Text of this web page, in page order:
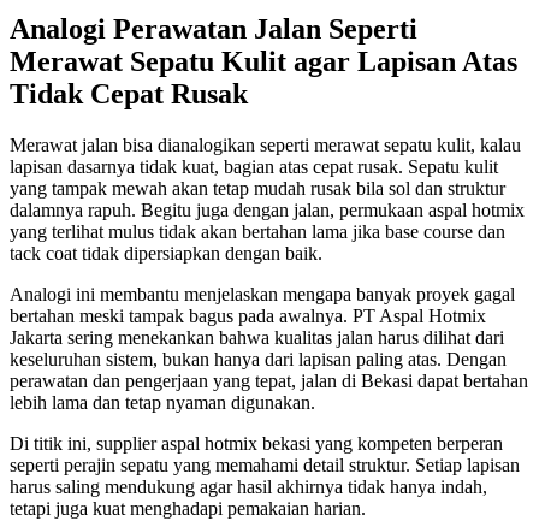
Analogi Perawatan Jalan Seperti
Merawat Sepatu Kulit agar Lapisan Atas
Tidak Cepat Rusak
Merawat jalan bisa dianalogikan seperti merawat sepatu kulit, kalau
lapisan dasarnya tidak kuat, bagian atas cepat rusak. Sepatu kulit
yang tampak mewah akan tetap mudah rusak bila sol dan struktur
dalamnya rapuh. Begitu juga dengan jalan, permukaan aspal hotmix
yang terlihat mulus tidak akan bertahan lama jika base course dan
tack coat tidak dipersiapkan dengan baik.
Analogi ini membantu menjelaskan mengapa banyak proyek gagal
bertahan meski tampak bagus pada awalnya. PT Aspal Hotmix
Jakarta sering menekankan bahwa kualitas jalan harus dilihat dari
keseluruhan sistem, bukan hanya dari lapisan paling atas. Dengan
perawatan dan pengerjaan yang tepat, jalan di Bekasi dapat bertahan
lebih lama dan tetap nyaman digunakan.
Di titik ini, supplier aspal hotmix bekasi yang kompeten berperan
seperti perajin sepatu yang memahami detail struktur. Setiap lapisan
harus saling mendukung agar hasil akhirnya tidak hanya indah,
tetapi juga kuat menghadapi pemakaian harian.